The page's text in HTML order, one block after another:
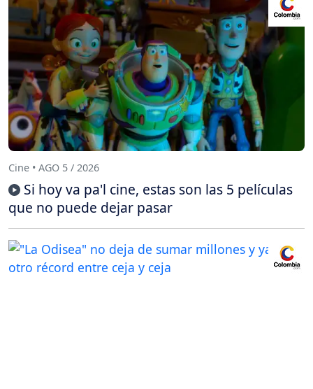
Cine • AGO 5 / 2026
Si hoy va pa'l cine, estas son las 5 películas
que no puede dejar pasar